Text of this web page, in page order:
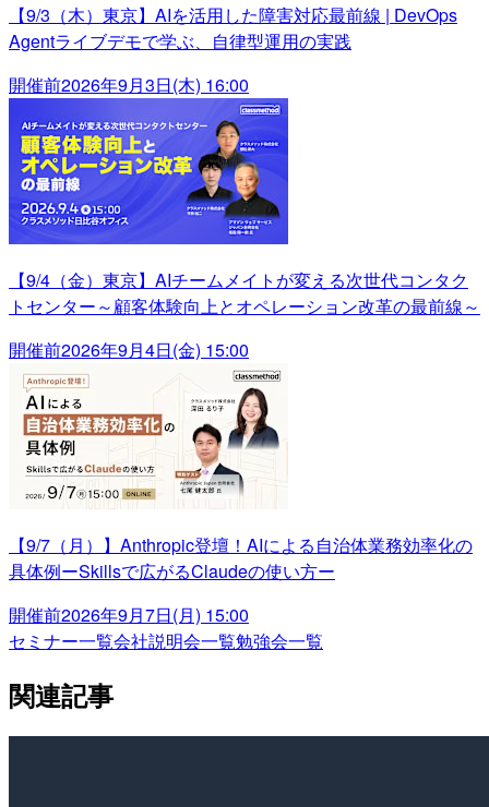
【9/3（木）東京】AIを活用した障害対応最前線 | DevOps
Agentライブデモで学ぶ、自律型運用の実践
開催前2026年9月3日(木) 16:00
【9/4（金）東京】AIチームメイトが変える次世代コンタク
トセンター～顧客体験向上とオペレーション改革の最前線～
開催前2026年9月4日(金) 15:00
【9/7（月）】Anthropic登壇！AIによる自治体業務効率化の
具体例ーSkillsで広がるClaudeの使い方ー
開催前2026年9月7日(月) 15:00
セミナー一覧会社説明会一覧勉強会一覧
関連記事